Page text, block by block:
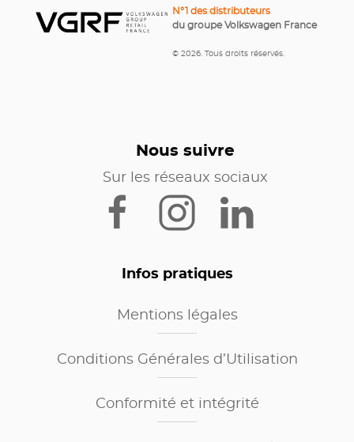
N°1 des distributeurs
du groupe Volkswagen France
© 2026. Tous droits réservés.
Nous suivre
Sur les réseaux sociaux
Infos pratiques
Mentions légales
Conditions Générales d’Utilisation
Conformité et intégrité